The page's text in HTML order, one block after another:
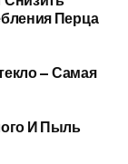
Перца
— Самая
И Пыль